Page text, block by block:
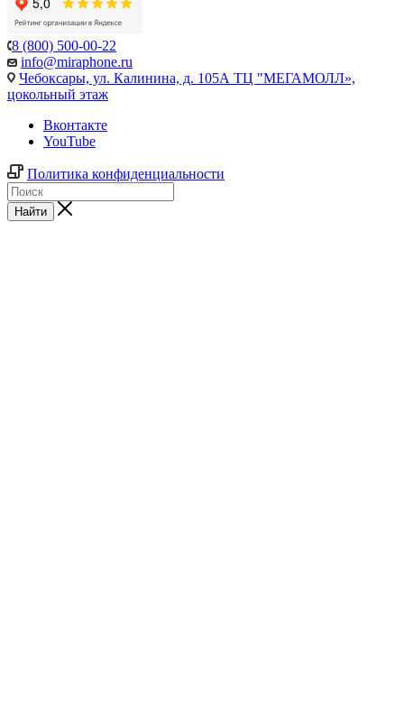
8 (800) 500-00-22
info@miraphone.ru
Чебоксары, ул. Калинина, д. 105А ТЦ "МЕГАМОЛЛ»,
цокольный этаж
Вконтакте
YouTube
Политика конфиденциальности
Найти